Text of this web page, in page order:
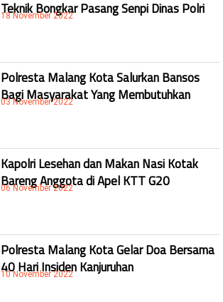
Teknik Bongkar Pasang Senpi Dinas Polri
18 November 2022
Polresta Malang Kota Salurkan Bansos
Bagi Masyarakat Yang Membutuhkan
03 November 2022
Kapolri Lesehan dan Makan Nasi Kotak
Bareng Anggota di Apel KTT G20
06 November 2022
Polresta Malang Kota Gelar Doa Bersama
40 Hari Insiden Kanjuruhan
10 November 2022